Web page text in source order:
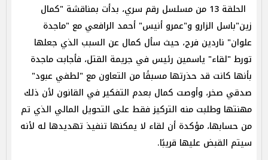
الحلقة 13 من مسلسل رقم سري، بدأت بمناقشة "كمال
زين"باسل الزارو و"عمرو أنيس" أحمد الرافعي مع "ماجدة
علوان" ناردين فرج، حيث سأل كمال عن السبب الذي جعلها
تورط "لقاء" ياسمين رئيس في جريمة القتل، فأجابت ماجدة
بأنها كانت قد حذرتها مسبقًا من التعاون مع "لطفي عبود"
صدقي صخر، وأوصت كمال بعدم التفكير في القانون لأن ذلك
مهنتها وطلبت منه التركيز فقط على التحويل المالي الذي تم
من حسابها، مؤكدة أن لقاء لا يمكنها تنفيذ تهديدها له لأنه
سيتم القبض عليها قريبًا.